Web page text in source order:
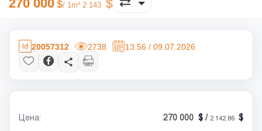
270 000 / 1m² 2 143
20057312 2738 13:56 / 09.07.2026
Цена: 270 000 / 2 142.86